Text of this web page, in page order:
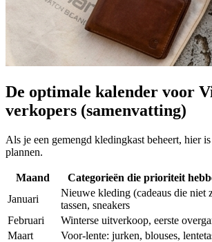
De optimale kalender voor
verkopers (samenvatting)
Als je een gemengd kledingkast beheert, hier
plannen.
Maand
Categorieën die prioriteit
Januari
Nieuwe kleding (cadeaus die niet
tassen, sneakers
Februari
Winterse uitverkoop, eerste
Maart
Voor-lente: jurken, blouses,